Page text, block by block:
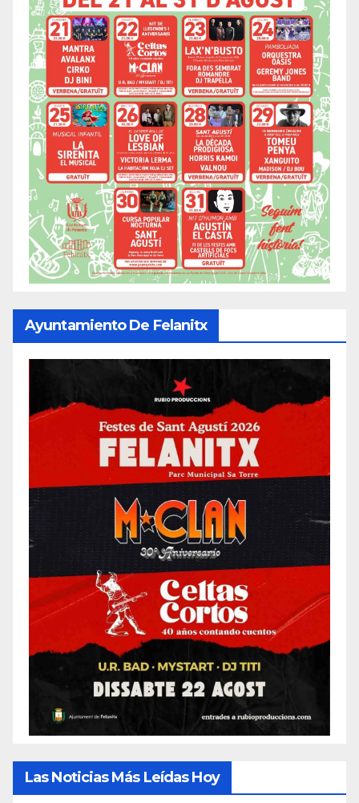
Ayuntamiento De Felanitx
Las Noticias Más Leídas Hoy